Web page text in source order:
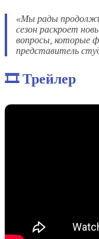
«Мы рады
сезон раскроет
вопросы, которые
представитель
🎞️ Трейлер